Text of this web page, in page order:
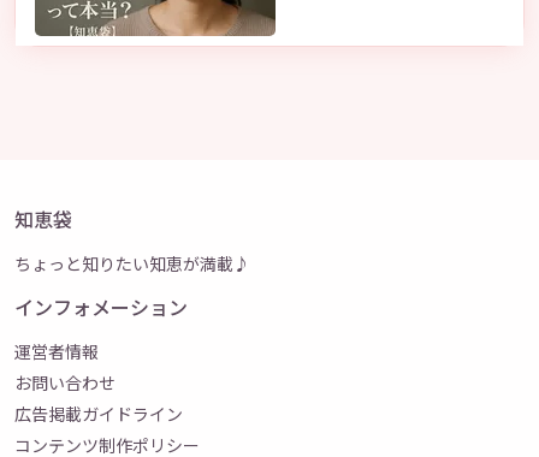
知恵袋
ちょっと知りたい知恵が満載♪
インフォメーション
運営者情報
お問い合わせ
広告掲載ガイドライン
コンテンツ制作ポリシー